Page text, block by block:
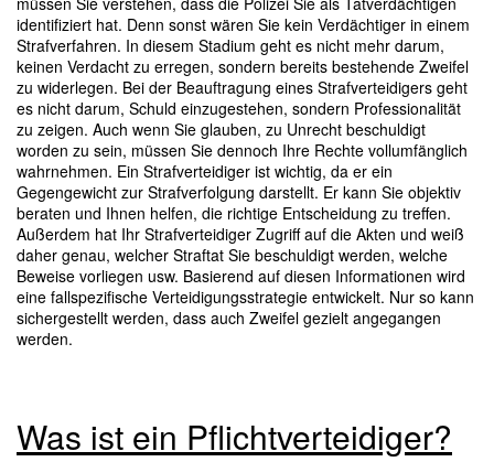
identifiziert hat. Denn sonst wären Sie kein Verdächtiger in einem
Strafverfahren. In diesem Stadium geht es nicht mehr darum,
keinen Verdacht zu erregen, sondern bereits bestehende Zweifel
zu widerlegen. Bei der Beauftragung eines Strafverteidigers geht
es nicht darum, Schuld einzugestehen, sondern Professionalität
zu zeigen. Auch wenn Sie glauben, zu Unrecht beschuldigt
worden zu sein, müssen Sie dennoch Ihre Rechte vollumfänglich
wahrnehmen. Ein Strafverteidiger ist wichtig, da er ein
Gegengewicht zur Strafverfolgung darstellt. Er kann Sie objektiv
beraten und Ihnen helfen, die richtige Entscheidung zu treffen.
Außerdem hat Ihr Strafverteidiger Zugriff auf die Akten und weiß
daher genau, welcher Straftat Sie beschuldigt werden, welche
Beweise vorliegen usw. Basierend auf diesen Informationen wird
eine fallspezifische Verteidigungsstrategie entwickelt. Nur so kann
sichergestellt werden, dass auch Zweifel gezielt angegangen
werden.
Was ist ein Pflichtverteidiger?